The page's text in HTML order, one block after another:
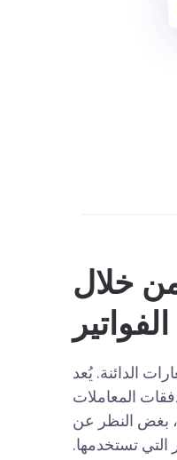
من خلال
الدائنة. يُعد
المعاملات
بغض النظر عن
التي تستخدمها.